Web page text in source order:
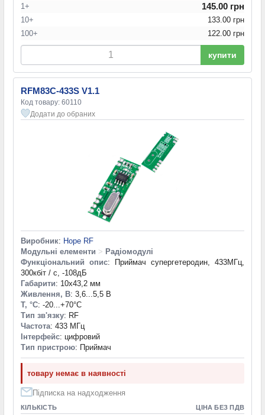
1+ 145.00 грн
10+
133.00 грн
100+
122.00 грн
купити
RFM83C-433S V1.1
Код товару: 60110
Додати до обраних
Виробник: Hope RF
Модульні елементи > Радіомодулі
Функціональний опис: Приймач супергетеродин, 433МГц,
300кбіт / с, -108дБ
Габарити: 10x43,2 мм
Живлення, В: 3,6...5,5 В
T, °С: -20...+70°С
Тип зв'язку: RF
Частота: 433 МГц
Інтерфейс: цифровий
Тип пристрою: Приймач
товару немає в наявності
Підписка на надходження
КІЛЬКІСТЬ ЦІНА БЕЗ ПДВ